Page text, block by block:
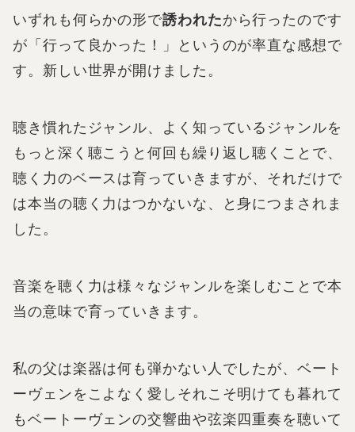
いずれも何らかの形で誘われたから行ったのです
が「行って良かった！」というのが率直な感想で
す。新しい世界が開けました。
聴き慣れたジャンル、よく知っているジャンルを
もっと深く聴こうと何回も繰り返し聴くことで、
聴く力のベースは育っていきますが、それだけで
は本当の聴く力はつかないな、と身につまされま
した。
音楽を聴く力は様々なジャンルを楽しむことで本
当の意味で育っていきます。
私の父は楽器は何も弾かない人でしたが、ベート
ーヴェンをこよなく愛しそれこそ明けても暮れて
もベートーヴェンの交響曲や弦楽四重奏を聴いて